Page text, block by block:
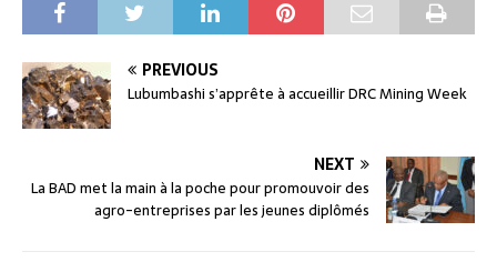
PREVIOUS
Lubumbashi s’apprête à accueillir DRC Mining Week
NEXT
La BAD met la main à la poche pour promouvoir des
agro-entreprises par les jeunes diplômés